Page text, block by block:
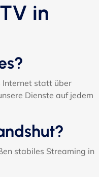
in
Internet statt über
Dienste auf jedem
stabiles Streaming in